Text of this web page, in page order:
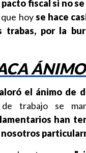
fiscal si no
hoyse hace
por la
el ánimo de
trabajo se
han